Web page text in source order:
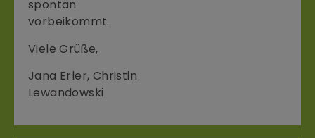
spontan
vorbeikommt.
Viele Grüße,
Jana Erler, Christin
Lewandowski